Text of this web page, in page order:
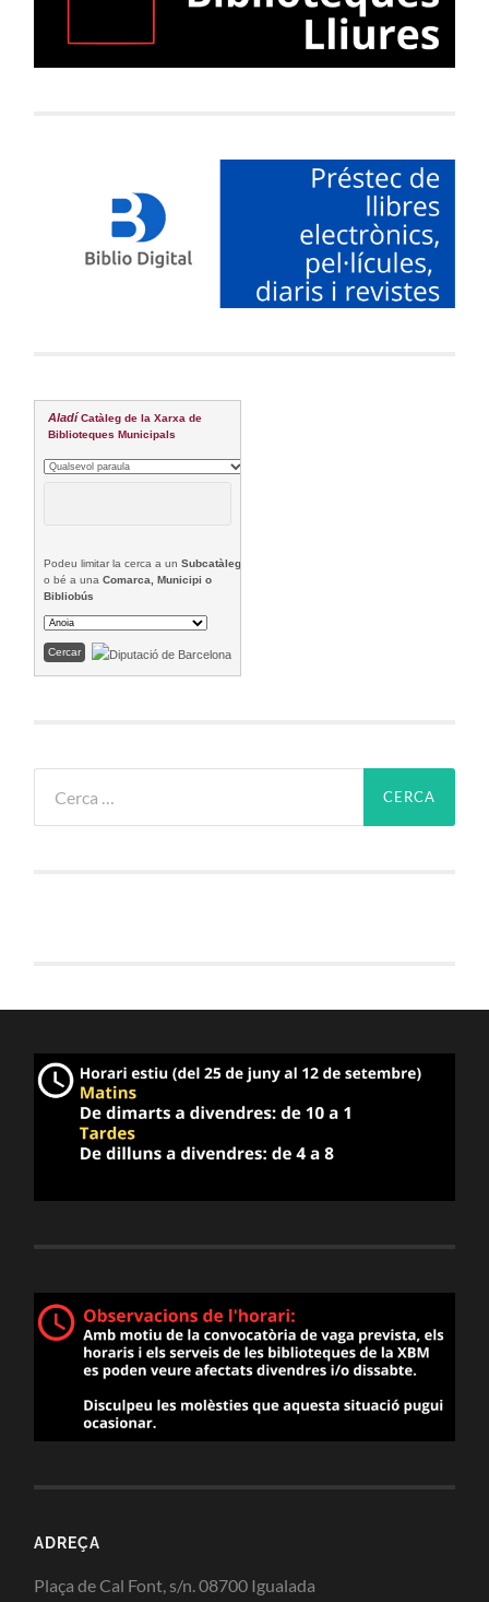
Aladí Catàleg de la Xarxa de
Biblioteques Municipals
Podeu limitar la cerca a unSubcatàleg
o bé a unaComarca, Municipi o
Bibliobús
ADREÇA
Plaça de Cal Font, s/n. 08700 Igualada